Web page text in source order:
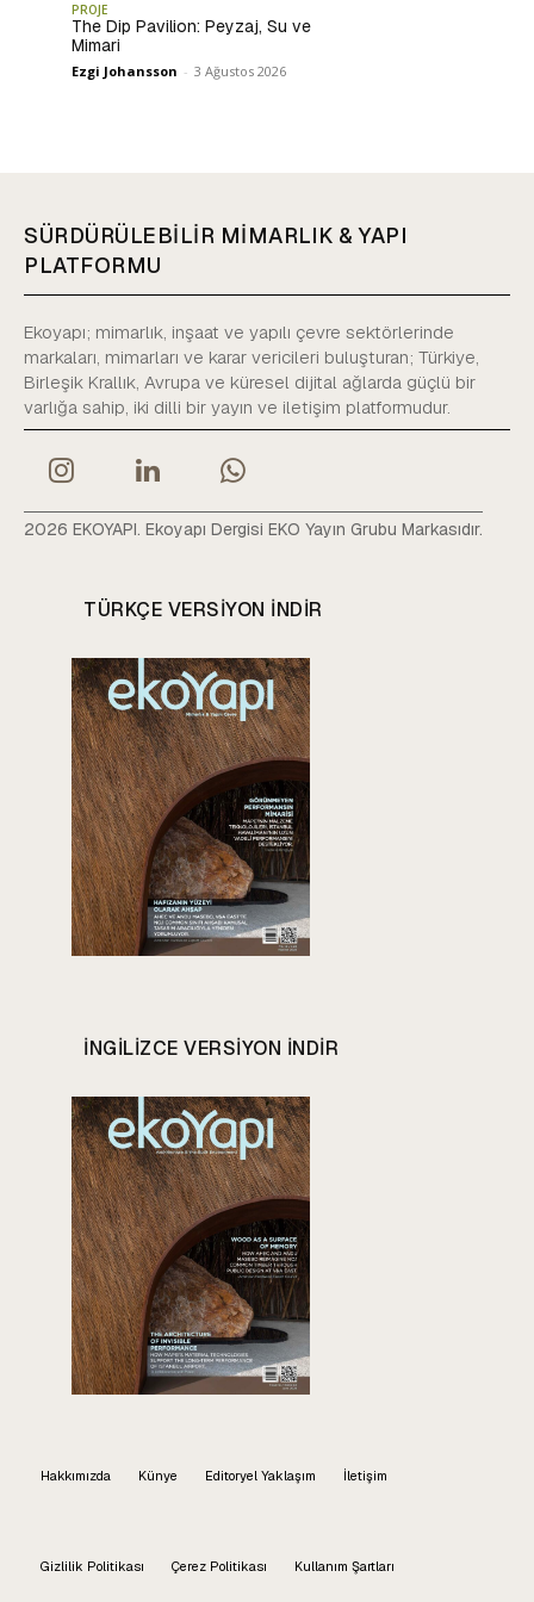
PROJE
The Dip Pavilion: Peyzaj, Su ve
Mimari
Ezgi Johansson - 3 Ağustos 2026
SÜRDÜRÜLEBİLİR MİMARLIK & YAPI
PLATFORMU
Ekoyapı; mimarlık, inşaat ve yapılı çevre sektörlerinde
markaları, mimarları ve karar vericileri buluşturan; Türkiye,
Birleşik Krallık, Avrupa ve küresel dijital ağlarda güçlü bir
varlığa sahip, iki dilli bir yayın ve iletişim platformudur.
2026 EKOYAPI. Ekoyapı Dergisi EKO Yayın Grubu Markasıdır.
TÜRKÇE VERSIYON INDIR
INGILIZCE VERSIYON INDIR
Hakkımızda Künye Editoryel Yaklaşım İletişim
Gizlilik Politikası Çerez Politikası Kullanım Şartları